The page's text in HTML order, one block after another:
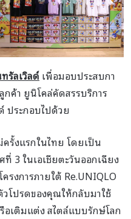
รัลเวิลด์เพื่อมอบประสบกา
ค้า ยูนิโคล่คัดสรรบริการ
ประกอบไปด้วย
ครั้งแรกในไทย โดยเป็น
ที่ 3 ในเอเชียตะวันออกเฉียง
รงการภายใต้ Re.UNIQLO
โปรดของคุณให้กลับมาใช้
อเติมแต่ง สไตล์แบบรักษ์โลก